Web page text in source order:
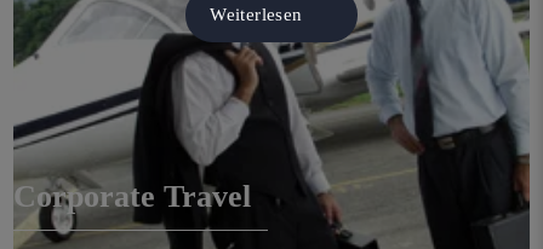
Weiterlesen
Corporate Travel